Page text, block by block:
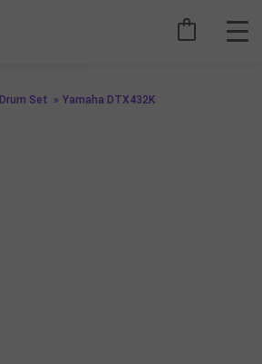
Drum Set » Yamaha DTX432K